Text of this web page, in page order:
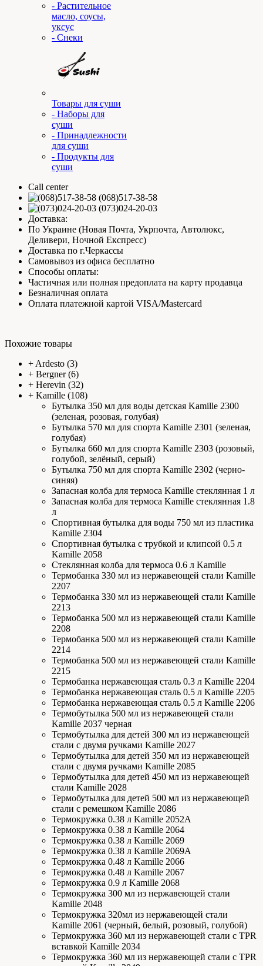
- Растительное
масло, соусы,
уксус
- Снеки
Товары для суши
- Наборы для
суши
- Принадлежности
для суши
- Продукты для
суши
Call center
(068)517-38-58
(073)024-20-03
Доставка:
По Украине (Новая Почта, Укрпочта, Автолюкс,
Деливери, Ночной Експресс)
Доставка по г.Черкассы
Самовывоз из офиса бесплатно
Способы оплаты:
Частичная или полная предоплата на карту продавца
Безналичная оплата
Оплата платежной картой VISA/Mastercard
Похожие товары
+ Ardesto (3)
+ Bergner(6)
+ Herevin (32)
+ Kamille (108)
Бутылка 350 мл для воды детская Kamille 2300
(зеленая, розовая, голубая)
Бутылка 570 мл для спорта Kamille 2301 (зеленая,
голубая)
Бутылка 660 мл для спорта Kamille 2303 (розовый,
голубой, зелёный, серый)
Бутылка 750 мл для спорта Kamille 2302 (черно-
синяя)
Запасная колба для термоса Kamille стеклянная 1 л
Запасная колба для термоса Kamille стеклянная 1.8
л
Спортивная бутылка для воды 750 мл из пластика
Kamille 2304
Спортивная бутылка с трубкой и клипсой 0.5 л
Kamille 2058
Стеклянная колба для термоса 0.6 л Kamille
Термобанка 330 мл из нержавеющей стали Kamille
2207
Термобанка 330 мл из нержавеющей стали Kamille
2213
Термобанка 500 мл из нержавеющей стали Kamille
2208
Термобанка 500 мл из нержавеющей стали Kamille
2214
Термобанка 500 мл из нержавеющей стали Kamille
2215
Термобанка нержавеющая сталь 0.3 л Kamille 2204
Термобанка нержавеющая сталь 0.5 л Kamille 2205
Термобанка нержавеющая сталь 0.5 л Kamille 2206
Термобутылка 500 мл из нержавеющей стали
Kamille 2037 черная
Термобутылка для детей 300 мл из нержавеющей
стали с двумя ручками Kamille 2027
Термобутылка для детей 350 мл из нержавеющей
стали с двумя ручками Kamille 2085
Термобутылка для детей 450 мл из нержавеющей
стали Kamille 2028
Термобутылка для детей 500 мл из нержавеющей
стали с ремешком Kamille 2086
Термокружка 0.38 л Kamille 2052А
Термокружка 0.38 л Kamille 2064
Термокружка 0.38 л Kamille 2069
Термокружка 0.38 л Kamille 2069А
Термокружка 0.48 л Kamille 2066
Термокружка 0.48 л Kamille 2067
Термокружка 0.9 л Kamille 2068
Термокружка 300 мл из нержавеющей стали
Kamille 2048
Термокружка 320мл из нержавеющей стали
Kamille 2061 (черный, белый, розовый, голубой)
Термокружка 360 мл из нержавеющей стали с TPR
вставкой Kamille 2034
Термокружка 360 мл из нержавеющей стали с TPR